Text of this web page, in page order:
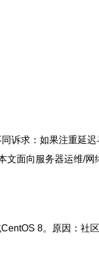
诉求：如果注重延
面向服务器运维/
8。原因：社